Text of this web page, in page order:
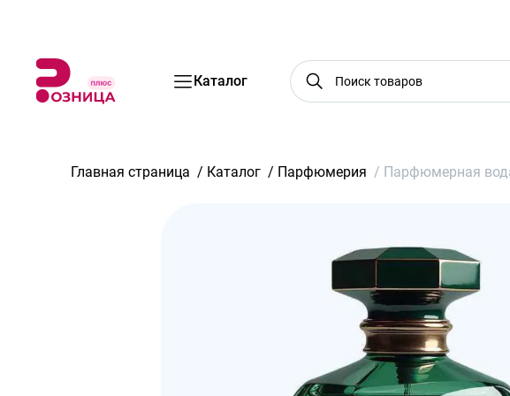
Каталог
Главная страница / Каталог / Парфюмерия / Парфюмерная